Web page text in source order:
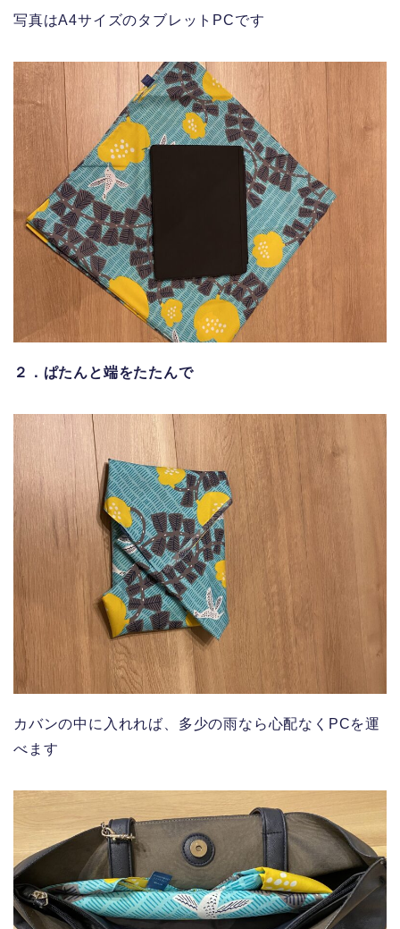
写真はA4サイズのタブレットPCです
２．ぱたんと端をたたんで
カバンの中に入れれば、多少の雨なら心配なくPCを運
べます